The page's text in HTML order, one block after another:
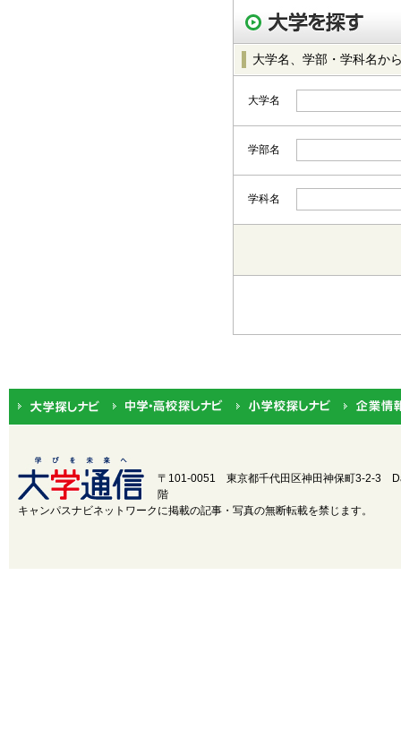
大学名、学部・学科名か
大学名
学部名
学科名
中国 鳥取
〒101-0051 東京都千代田区神田神保町3-2-3
階
キャンパスナビネットワークに掲載の記事・写真の無断転載を禁じます。